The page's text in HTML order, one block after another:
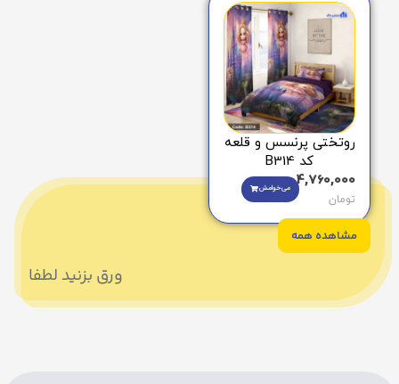
روتختی پرنسس و قلعه
کد B314
4,760,000
تومان
می‌خوامش
مشاهده همه
ورق بزنید لطفا